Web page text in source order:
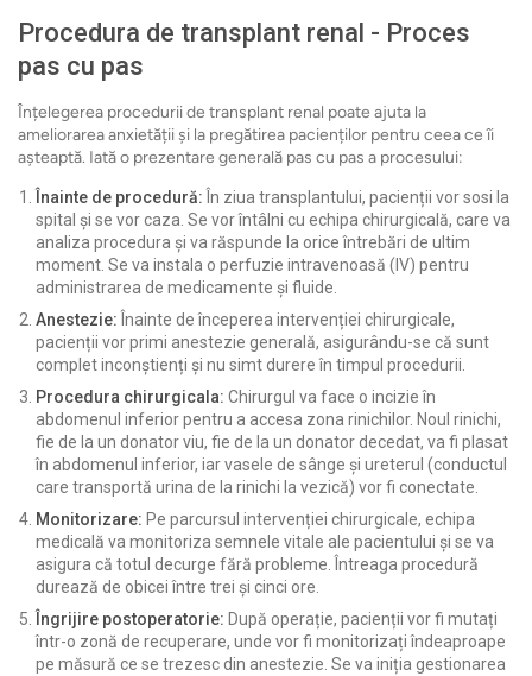
Procedura de transplant renal - Proces
pas cu pas
Înțelegerea procedurii de transplant renal poate ajuta la
ameliorarea anxietății și la pregătirea pacienților pentru ceea ce îi
așteaptă. Iată o prezentare generală pas cu pas a procesului:
Înainte de procedură: În ziua transplantului, pacienții vor sosi la
spital și se vor caza. Se vor întâlni cu echipa chirurgicală, care va
analiza procedura și va răspunde la orice întrebări de ultim
moment. Se va instala o perfuzie intravenoasă (IV) pentru
administrarea de medicamente și fluide.
Anestezie: Înainte de începerea intervenției chirurgicale,
pacienții vor primi anestezie generală, asigurându-se că sunt
complet inconștienți și nu simt durere în timpul procedurii.
Procedura chirurgicala: Chirurgul va face o incizie în
abdomenul inferior pentru a accesa zona rinichilor. Noul rinichi,
fie de la un donator viu, fie de la un donator decedat, va fi plasat
în abdomenul inferior, iar vasele de sânge și ureterul (conductul
care transportă urina de la rinichi la vezică) vor fi conectate.
Monitorizare: Pe parcursul intervenției chirurgicale, echipa
medicală va monitoriza semnele vitale ale pacientului și se va
asigura că totul decurge fără probleme. Întreaga procedură
durează de obicei între trei și cinci ore.
Îngrijire postoperatorie: După operație, pacienții vor fi mutați
într-o zonă de recuperare, unde vor fi monitorizați îndeaproape
pe măsură ce se trezesc din anestezie. Se va iniția gestionarea